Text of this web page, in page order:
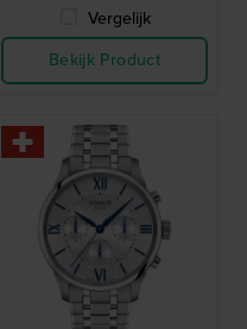
Vergelijk
Bekijk Product